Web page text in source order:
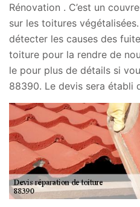
Rénovation . C’est un
sur les toitures
détecter les causes des
toiture pour la rendre de
le pour plus de détails si
88390. Le devis sera établi